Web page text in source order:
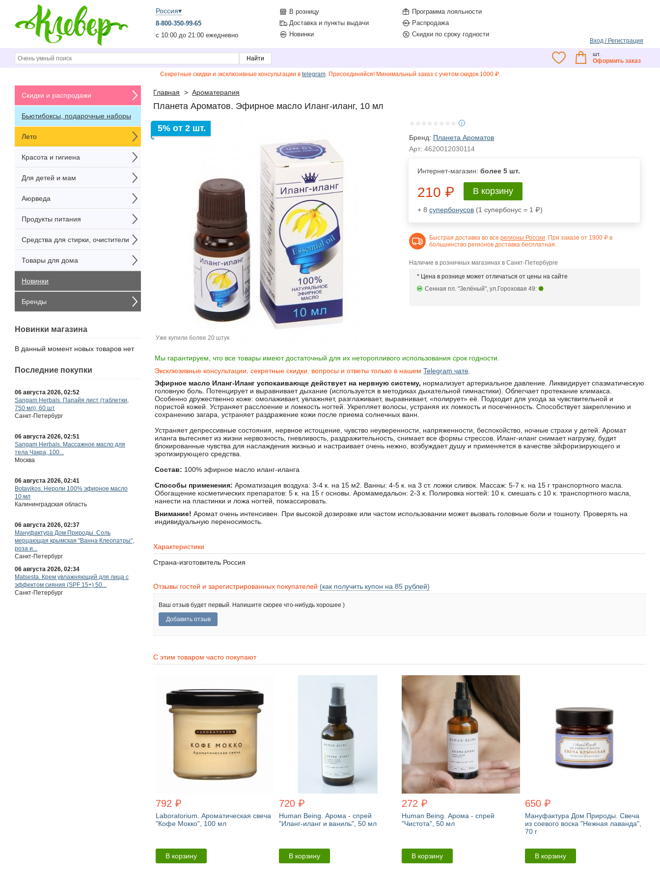
Россия▾
8-800-350-99-65
c 10:00 до 21:00 ежедневно
В розницу
Программа лояльности
Доставка и пункты выдачи
Распродажа
Новинки
Скидки по сроку годности
Вход / Регистрация
Оформить заказ
шт.
Секретные скидки и эксклюзивные консультации в telegram. Присоединяйся! Минимальный заказ с учетом скидок 1000 ₽.
Скидки и распродажи
Бьютибоксы, подарочные наборы
Лето
Красота и гигиена
Для детей и мам
Аюрведа
Продукты питания
Средства для стирки, очистители
Товары для дома
Новинки
Бренды
Новинки магазина
В данный момент новых товаров нет
Последние покупки
06 августа 2026, 02:52
750 мл), 60 шт
Санкт-Петербург
06 августа 2026, 02:51
тела Чакра, 100...
Москва
06 августа 2026, 02:41
10 мл
Калининградская область
06 августа 2026, 02:37
Мануфактура Дом Природы. Соль
мерцающая крымская "Ванна Клеопатры",
роза и...
Санкт-Петербург
06 августа 2026, 02:34
Главная > Ароматерапия
Планета Ароматов. Эфирное масло Иланг-иланг, 10 мл
5% от 2 шт.
Уже купили более 20 штук
Бренд: Планета Ароматов
Арт:4620012030114
Интернет-магазин:более 5 шт.
210 ₽ В корзину
+ 8супербонусов (1 супербонус = 1 ₽)
Быстрая доставка во всерегионы России. При заказе от 1900 ₽ в
большинство регионов доставка бесплатная.
Наличие в розничных магазинах в Санкт-Петербурге
* Цена в рознице может отличаться от цены на сайте
Сенная пл. "Зелёный", ул.Гороховая 49:
Мы гарантируем, что все товары имеют достаточный для их неторопливого использования срок годности.
Эксклюзивные консультации, секретные скидки, вопросы и ответы только в нашемTelegram чате
Эфирное масло Иланг-Иланг успокаивающе действует на нервную систему, нормализует артериальное давление. Ликвидирует спазматическую
головную боль. Потенцирует и выравнивает дыхание (используется в методиках дыхательной гимнастики). Облегчает протекание климакса.
Особенно дружественно коже: омолаживает, увлажняет, разглаживает, выравнивает, «полирует» её. Подходит для ухода за чувствительной и
пористой кожей. Устраняет расслоение и ломкость ногтей. Укрепляет волосы, устраняя их ломкость и посеченность. Способствует закреплению и
сохранению загара, устраняет раздражение кожи после приема солнечных ванн.
Устраняет депрессивные состояния, нервное истощение, чувство неуверенности, напряженности, беспокойство, ночные страхи у детей. Аромат
иланга вытесняет из жизни нервозность, гневливость, раздражительность, снимает все формы стрессов. Иланг-иланг снимает нагрузку, будит
блокированные чувства для наслаждения жизнью и настраивает очень нежно, возбуждает душу и применяется в качестве эйфоризирующего и
эротизирующего средства.
Состав: 100% эфирное масло иланг-иланга
Способы применения: Ароматизация воздуха: 3-4 к. на 15 м2. Ванны: 4-5 к. на 3 ст. ложки сливок. Массаж: 5-7 к. на 15 г транспортного масла.
Обогащение косметических препаратов: 5 к. на 15 г основы. Аромамедальон: 2-3 к. Полировка ногтей: 10 к. смешать с 10 к. транспортного масла,
нанести на пластинки и ложа ногтей, помассировать.
Внимание!Аромат очень интенсивен. При высокой дозировке или частом использовании может вызвать головные боли и тошноту. Проверять на
индивидуальную переносимость.
Характеристики
Страна-изготовитель Россия
Отзывы гостей и зарегистрированных покупателей (как получить купон на 85 рублей)
Ваш отзыв будет первый. Напишите скорее что-нибудь хорошее )
С этим товаром часто покупают
792 ₽
Laboratorium. Ароматическая свеча
"Кофе Мокко", 100 мл
В корзину
720 ₽
Human Being. Арома - спрей
"Иланг-иланг и ваниль", 50 мл
В корзину
272 ₽
Human Being. Арома - спрей
"Чистота", 50 мл
В корзину
650 ₽
Мануфактура Дом Природы. Свеча
из соевого воска "Нежная лаванда",
70 г
В корзину